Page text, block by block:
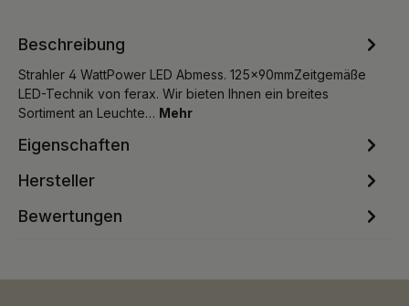
Beschreibung
Strahler 4 WattPower LED Abmess. 125x90mmZeitgemäße
LED-Technik von ferax. Wir bieten Ihnen ein breites
Sortiment an Leuchte… Mehr
Eigenschaften
Hersteller
Bewertungen